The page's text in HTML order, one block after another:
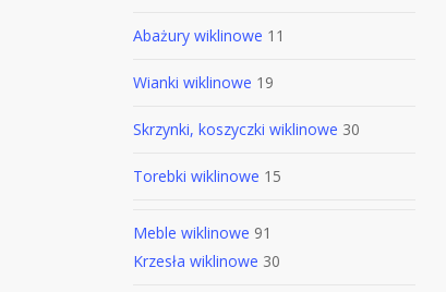
Abażury wiklinowe 11
Wianki wiklinowe 19
Skrzynki, koszyczki wiklinowe 30
Torebki wiklinowe 15
Meble wiklinowe 91
Krzesła wiklinowe 30